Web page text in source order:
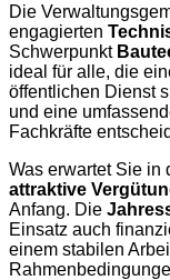
Die
engagierten
Schwerpunkt
ideal für alle, die
öffentlichen Dienst
und eine
Fachkräfte
Was erwartet Sie in
attraktive
Anfang. Die
Einsatz auch
einem stabilen